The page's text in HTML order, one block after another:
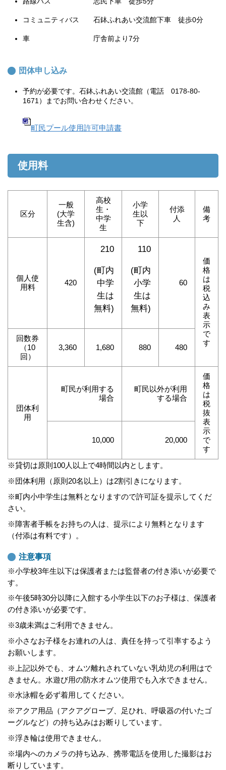
コミュニティバス 石鉢ふれあい交流館下車 徒歩0分
車 庁舎前より7分
団体申し込み
予約が必要です。石鉢ふれあい交流館（電話 0178-80-
1671）までお問い合わせください。
町民プール使用許可申請書
使用料
区分
一般
(大学
生含)
高校
生・
中学
生
小学
生以
下
付添
人
備
考
個人使
用料
420
210
(町内
中学
生は
無料)
110
(町内
小学
生は
無料)
60
価
格
は
税
込
み
表
示
で
す
回数券
（10
回）
3,360 1,680 880 480
団体利
用
町民が利用する
場合
町民以外が利用
する場合
価
格
は
税
抜
表
示
で
す
10,000 20,000
※貸切は原則100人以上で4時間以内とします。
※団体利用（原則20名以上）は2割引きになります。
※町内小中学生は無料となりますので許可証を提示してくだ
さい。
※障害者手帳をお持ちの人は、提示により無料となります
（付添は有料です）。
注意事項
※小学校3年生以下は保護者または監督者の付き添いが必要で
す。
※午後5時30分以降に入館する小学生以下のお子様は、保護者
の付き添いが必要です。
※3歳未満はご利用できません。
※小さなお子様をお連れの人は、責任を持って引率するよう
お願いします。
※上記以外でも、オムツ離れされていない乳幼児の利用はで
きません。水遊び用の防水オムツ使用でも入水できません。
※水泳帽を必ず着用してください。
※アクア用品（アクアグローブ、足ひれ、呼吸器の付いたゴ
ーグルなど）の持ち込みはお断りしています。
※浮き輪は使用できません。
※場内へのカメラの持ち込み、携帯電話を使用した撮影はお
断りしています。